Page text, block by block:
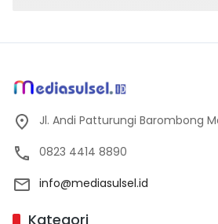
Jl. Andi Patturungi Barombong
0823 4414 8890
info@mediasulsel.id
Kategori